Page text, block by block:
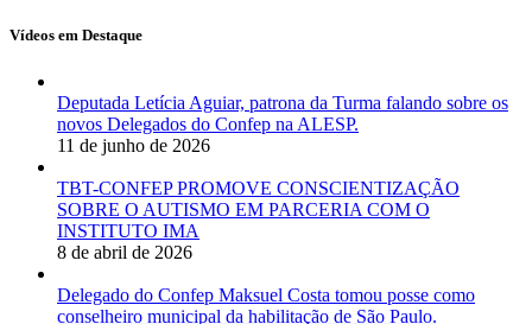
Vídeos em Destaque
Deputada Letícia Aguiar, patrona da Turma falando sobre os
novos Delegados do Confep na ALESP.
11 de junho de 2026
TBT-CONFEP PROMOVE CONSCIENTIZAÇÃO
SOBRE O AUTISMO EM PARCERIA COM O
INSTITUTO IMA
8 de abril de 2026
Delegado do Confep Maksuel Costa tomou posse como
conselheiro municipal da habilitação de São Paulo.